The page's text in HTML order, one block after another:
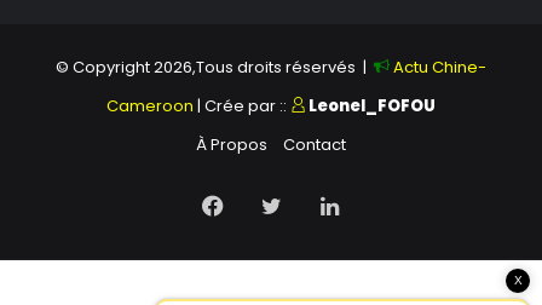
© Copyright 2026,Tous droits réservés |
Actu Chine-
Cameroon | Crée par ::
Leonel_FOFOU
À Propos
Contact
Facebook
TwitterLinkedin
X